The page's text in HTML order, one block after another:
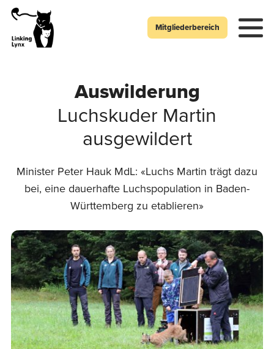
Mitgliederbereich
Auswilderung
Luchskuder Martin
ausgewildert
Minister Peter Hauk MdL: «Luchs Martin trägt dazu
bei, eine dauerhafte Luchspopulation in Baden-
Württemberg zu etablieren»